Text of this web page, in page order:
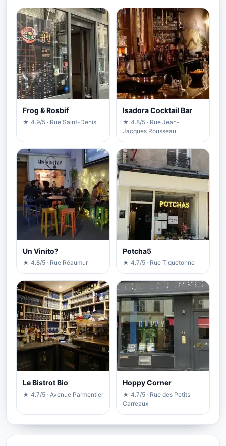
Frog & Rosbif
★ 4.9/5 · Rue Saint-Denis
Isadora Cocktail Bar
★ 4.8/5 · Rue Jean-
Jacques Rousseau
Un Vinito?
★ 4.8/5 · Rue Réaumur
Potcha5
★ 4.7/5 · Rue Tiquetonne
Le Bistrot Bio
★ 4.7/5 · Avenue Parmentier
Hoppy Corner
★ 4.7/5 · Rue des Petits
Carreaux